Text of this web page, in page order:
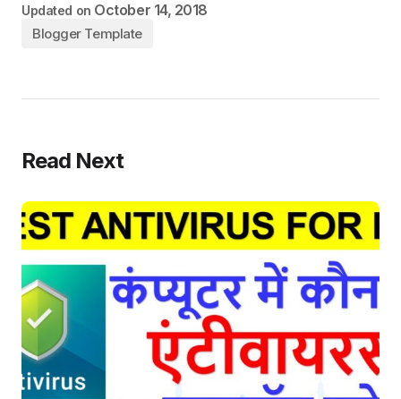
Updated on October 14, 2018
Blogger Template
Read Next